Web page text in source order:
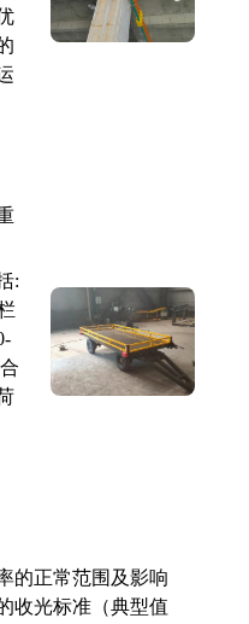
:
的正常范围及影响
收光标准（典型值